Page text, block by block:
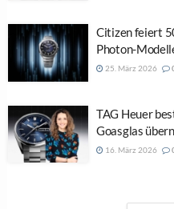
Citizen feiert
Photon-
25. März 2026
TAG Heuer
Goasglas
16. März 2026